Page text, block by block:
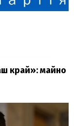
край»: майно